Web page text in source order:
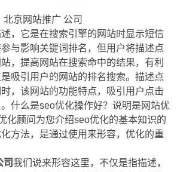
北京网站推广 公司
，它是在搜索引擎的网站时显示短信
与影响关键词排名，但用户将描述点
，提高网站在搜索命中的结果，有利
吸引用户的网站的排名搜索。描述点
，该网站的功能特点，吸引用户点击
什么是seo优化操作好？说明是网站优
化顾问为您介绍seo优化的基本知识的
方法，是通过使用来形容，优化的重
司我们说来形容这里，不仅是指描述，